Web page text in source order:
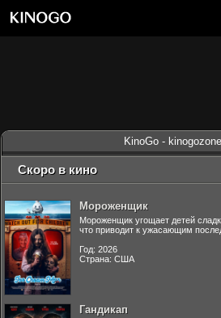
KinoGo -
Скоро в кино
Мороженщик
Мороженщик угощает детей
что приводит к ужасающим
Год: 2026
Страна: США
Гандикап